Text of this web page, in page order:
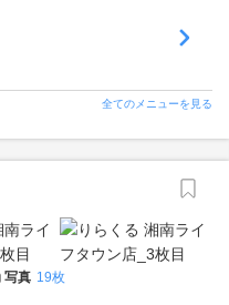
全てのメニューを見る
写真 19枚